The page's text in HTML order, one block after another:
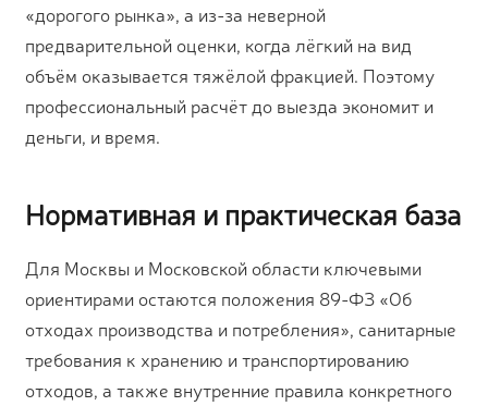
«дорогого рынка», а из-за неверной
предварительной оценки, когда лёгкий на вид
объём оказывается тяжёлой фракцией. Поэтому
профессиональный расчёт до выезда экономит и
деньги, и время.
Нормативная и практическая база
Для Москвы и Московской области ключевыми
ориентирами остаются положения 89-ФЗ «Об
отходах производства и потребления», санитарные
требования к хранению и транспортированию
отходов, а также внутренние правила конкретного